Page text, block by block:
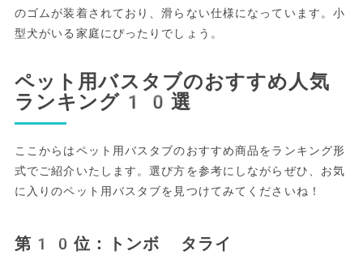
のゴムが装着されており、滑らない仕様になっています。小
型犬がいる家庭にぴったりでしょう。
ペット用バスタブのおすすめ人気
ランキング10選
ここからはペット用バスタブのおすすめ商品をランキング形
式でご紹介いたします。選び方を参考にしながらぜひ、お気
に入りのペット用バスタブを見つけてみてくださいね！
第10位：トンボ タライ